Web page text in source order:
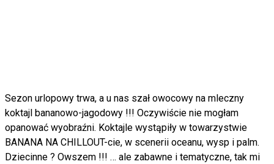
Sezon urlopowy trwa, a u nas szał owocowy na mleczny
koktajl bananowo-jagodowy !!! Oczywiście nie mogłam
opanować wyobraźni. Koktajle wystąpiły w towarzystwie
BANANA NA CHILLOUT-cie, w scenerii oceanu, wysp i palm.
Dziecinne ? Owszem !!! … ale zabawne i tematyczne, tak mi